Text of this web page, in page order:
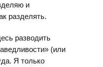
и
разделять.
разводить
(или
Я только